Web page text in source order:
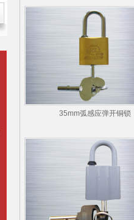
35mm弧感应弹开铜锁